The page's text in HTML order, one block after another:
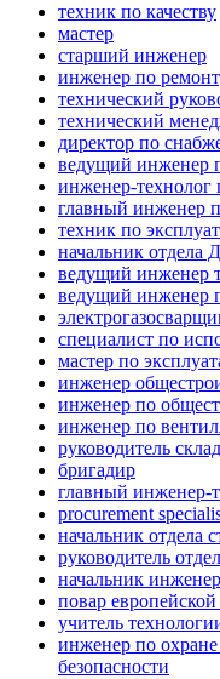
техник по качеству
мастер
старший инженер
инженер по
технический
технический
директор по
ведущий инженер
инженер-технолог
главный инженер
техник по
начальник отдела
ведущий инженер
ведущий инженер
специалист по
мастер по
инженер
инженер по
инженер по
руководитель
бригадир
главный инженер-
procurement
начальник отдела
руководитель
начальник
повар
учитель
инженер по
безопасности